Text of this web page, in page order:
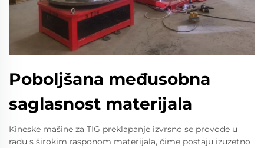
Poboljšana međusobna
saglasnost materijala
Kineske mašine za TIG preklapanje izvrsno se provode u
radu s širokim rasponom materijala, čime postaju izuzetno